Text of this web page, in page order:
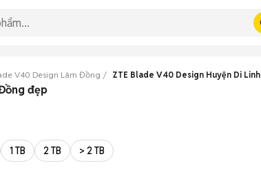
V40 Design Lâm Đồng ZTE Blade V40 Design Huyện Di Linh
đẹp
1 TB 2 TB > 2 TB